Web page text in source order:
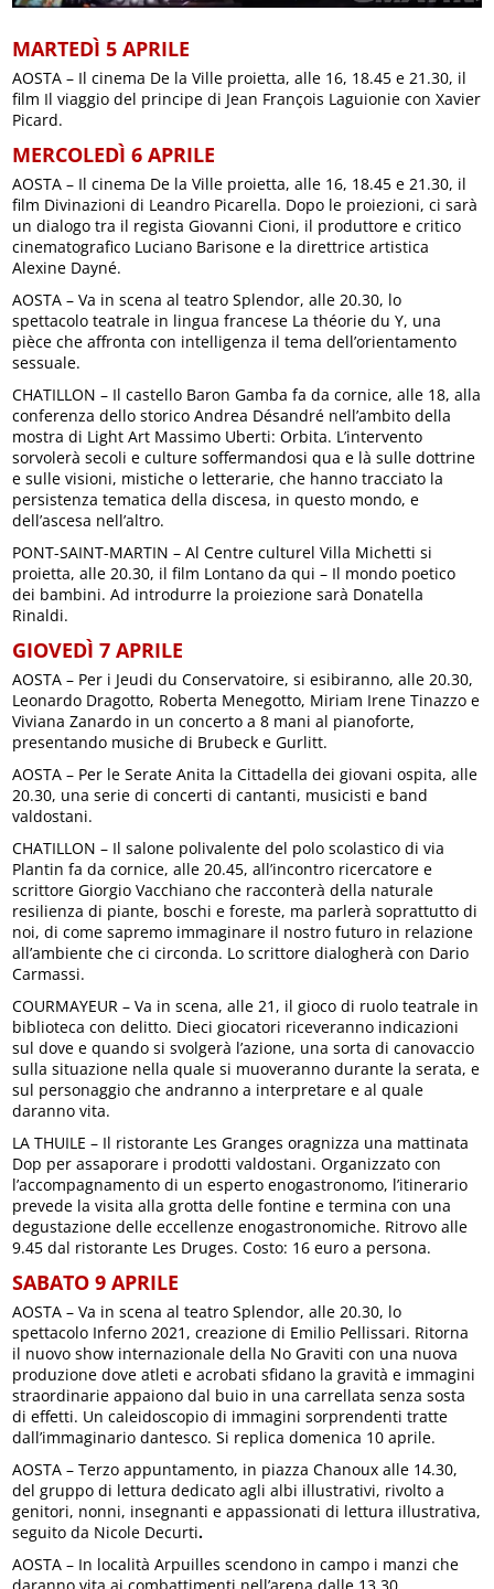
MARTEDÌ 5 APRILE
AOSTA – Il cinema De la Ville proietta, alle 16, 18.45 e 21.30, il
film Il viaggio del principe di Jean François Laguionie con Xavier
Picard.
MERCOLEDÌ 6 APRILE
AOSTA – Il cinema De la Ville proietta, alle 16, 18.45 e 21.30, il
film Divinazioni di Leandro Picarella. Dopo le proiezioni, ci sarà
un dialogo tra il regista Giovanni Cioni, il produttore e critico
cinematografico Luciano Barisone e la direttrice artistica
Alexine Dayné.
AOSTA – Va in scena al teatro Splendor, alle 20.30, lo
spettacolo teatrale in lingua francese La théorie du Y, una
pièce che affronta con intelligenza il tema dell’orientamento
sessuale.
CHATILLON – Il castello Baron Gamba fa da cornice, alle 18, alla
conferenza dello storico Andrea Désandré nell’ambito della
mostra di Light Art Massimo Uberti: Orbita. L’intervento
sorvolerà secoli e culture soffermandosi qua e là sulle dottrine
e sulle visioni, mistiche o letterarie, che hanno tracciato la
persistenza tematica della discesa, in questo mondo, e
dell’ascesa nell’altro.
PONT-SAINT-MARTIN – Al Centre culturel Villa Michetti si
proietta, alle 20.30, il film Lontano da qui – Il mondo poetico
dei bambini. Ad introdurre la proiezione sarà Donatella
Rinaldi.
GIOVEDÌ 7 APRILE
AOSTA – Per i Jeudi du Conservatoire, si esibiranno, alle 20.30,
Leonardo Dragotto, Roberta Menegotto, Miriam Irene Tinazzo e
Viviana Zanardo in un concerto a 8 mani al pianoforte,
presentando musiche di Brubeck e Gurlitt.
AOSTA – Per le Serate Anita la Cittadella dei giovani ospita, alle
20.30, una serie di concerti di cantanti, musicisti e band
valdostani.
CHATILLON – Il salone polivalente del polo scolastico di via
Plantin fa da cornice, alle 20.45, all’incontro ricercatore e
scrittore Giorgio Vacchiano che racconterà della naturale
resilienza di piante, boschi e foreste, ma parlerà soprattutto di
noi, di come sapremo immaginare il nostro futuro in relazione
all’ambiente che ci circonda. Lo scrittore dialogherà con Dario
Carmassi.
COURMAYEUR – Va in scena, alle 21, il gioco di ruolo teatrale in
biblioteca con delitto. Dieci giocatori riceveranno indicazioni
sul dove e quando si svolgerà l’azione, una sorta di canovaccio
sulla situazione nella quale si muoveranno durante la serata, e
sul personaggio che andranno a interpretare e al quale
daranno vita.
LA THUILE – Il ristorante Les Granges oragnizza una mattinata
Dop per assaporare i prodotti valdostani. Organizzato con
l’accompagnamento di un esperto enogastronomo, l’itinerario
prevede la visita alla grotta delle fontine e termina con una
degustazione delle eccellenze enogastronomiche. Ritrovo alle
9.45 dal ristorante Les Druges. Costo: 16 euro a persona.
SABATO 9 APRILE
AOSTA – Va in scena al teatro Splendor, alle 20.30, lo
spettacolo Inferno 2021, creazione di Emilio Pellissari. Ritorna
il nuovo show internazionale della No Graviti con una nuova
produzione dove atleti e acrobati sfidano la gravità e immagini
straordinarie appaiono dal buio in una carrellata senza sosta
di effetti. Un caleidoscopio di immagini sorprendenti tratte
dall’immaginario dantesco. Si replica domenica 10 aprile.
AOSTA – Terzo appuntamento, in piazza Chanoux alle 14.30,
del gruppo di lettura dedicato agli albi illustrativi, rivolto a
genitori, nonni, insegnanti e appassionati di lettura illustrativa,
seguito da Nicole Decurti.
AOSTA – In località Arpuilles scendono in campo i manzi che